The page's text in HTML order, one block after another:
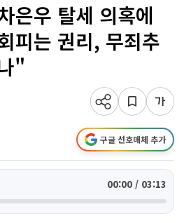
은우 탈세 의혹에
피는 권리, 무죄추
"
구글 선호매체 추가
00:00 / 03:13